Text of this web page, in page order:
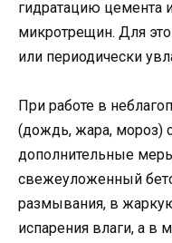
гидратацию цемента
микротрещин. Для
или периодически
При работе в
(дождь, жара, мороз)
дополнительные
свежеуложенный
размывания, в
испарения влаги, а в